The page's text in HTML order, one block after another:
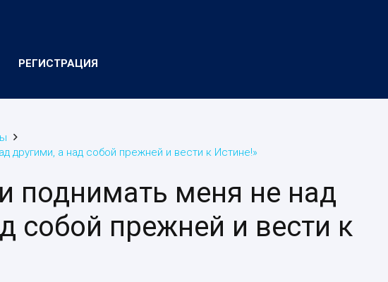
РЕГИСТРАЦИЯ
другими, а над собой прежней и вести к Истине!»
поднимать меня не над
собой прежней и вести к